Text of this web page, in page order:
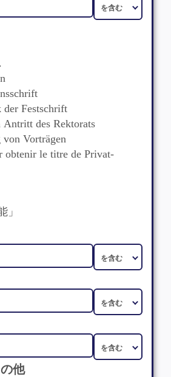
der Festschrift
Antritt des Rektorats
von Vorträgen
obtenir le titre de Privat-
」
他